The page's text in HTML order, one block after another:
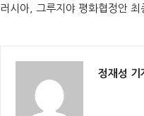
러시아, 그루지야 평화협정안 최
정재성 기